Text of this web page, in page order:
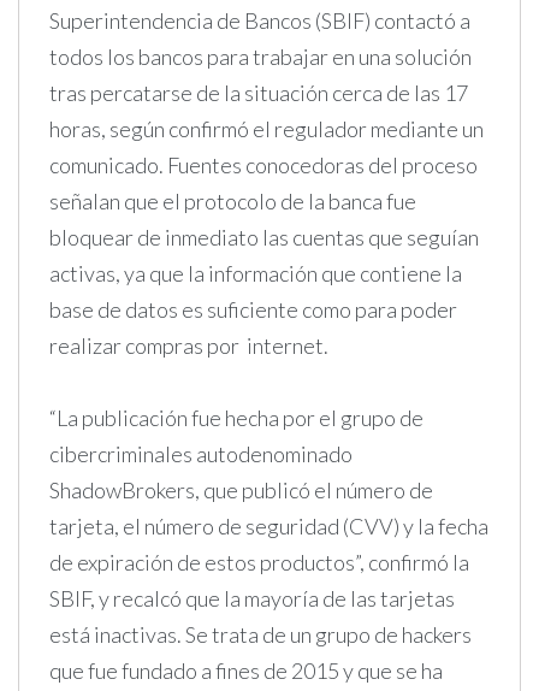
Superintendencia de Bancos (SBIF) contactó a
todos los bancos para trabajar en una solución
tras percatarse de la situación cerca de las 17
horas, según confirmó el regulador mediante un
comunicado. Fuentes conocedoras del proceso
señalan que el protocolo de la banca fue
bloquear de inmediato las cuentas que seguían
activas, ya que la información que contiene la
base de datos es suficiente como para poder
realizar compras por internet.
“La publicación fue hecha por el grupo de
cibercriminales autodenominado
ShadowBrokers, que publicó el número de
tarjeta, el número de seguridad (CVV) y la fecha
de expiración de estos productos”, confirmó la
SBIF, y recalcó que la mayoría de las tarjetas
está inactivas. Se trata de un grupo de hackers
que fue fundado a fines de 2015 y que se ha